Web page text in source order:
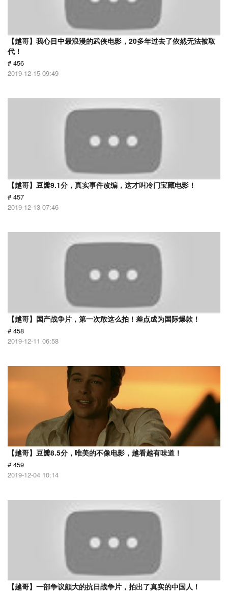
【越哥】我心目中最浪漫的武侠电影，20多年过去了依然无法被取
代！
# 456
2019-12-15 09:49
【越哥】豆瓣9.1分，真实事件改编，这才叫冷门宝藏电影！
# 457
2019-12-13 07:46
【越哥】国产战争片，第一次敢这么拍！差点成为国际爆款！
# 458
2019-12-11 06:58
【越哥】豆瓣8.5分，唯美的不像电影，越看越有味道！
# 459
2019-12-04 10:14
【越哥】一部争议颇大的抗日战争片，拍出了真实的中国人！